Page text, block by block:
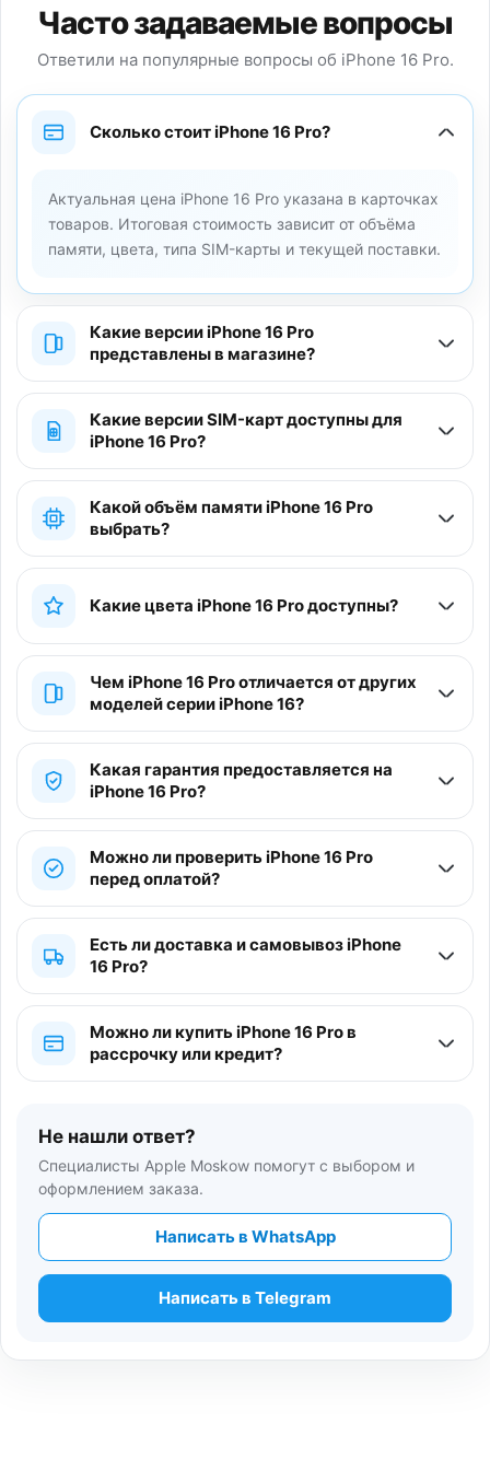
Часто задаваемые вопросы
Ответили на популярные вопросы об iPhone 16 Pro.
Сколько стоит iPhone 16 Pro?
Актуальная цена iPhone 16 Pro указана в карточках
товаров. Итоговая стоимость зависит от объёма
памяти, цвета, типа SIM-карты и текущей поставки.
Какие версии iPhone 16 Pro
представлены в магазине?
Какие версии SIM-карт доступны для
iPhone 16 Pro?
Какой объём памяти iPhone 16 Pro
выбрать?
Какие цвета iPhone 16 Pro доступны?
Чем iPhone 16 Pro отличается от других
моделей серии iPhone 16?
Какая гарантия предоставляется на
iPhone 16 Pro?
Можно ли проверить iPhone 16 Pro
перед оплатой?
Есть ли доставка и самовывоз iPhone
16 Pro?
Можно ли купить iPhone 16 Pro в
рассрочку или кредит?
Не нашли ответ?
Специалисты Apple Moskow помогут с выбором и
оформлением заказа.
Написать в WhatsApp
Написать в Telegram